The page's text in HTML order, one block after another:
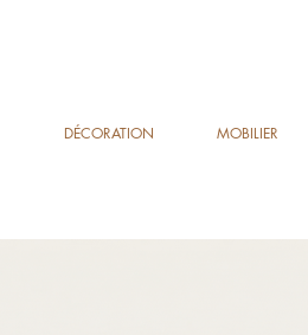
DÉCORATION MOBILIER